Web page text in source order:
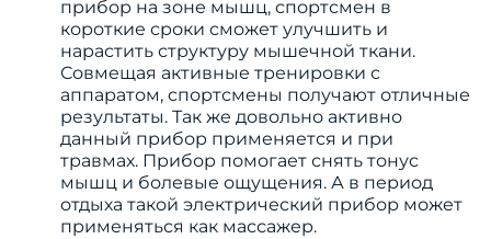
прибор на зоне мышц, спортсмен в
короткие сроки сможет улучшить и
нарастить структуру мышечной ткани.
Совмещая активные тренировки с
аппаратом, спортсмены получают отличные
результаты. Так же довольно активно
данный прибор применяется и при
травмах. Прибор помогает снять тонус
мышц и болевые ощущения. А в период
отдыха такой электрический прибор может
применяться как массажер.